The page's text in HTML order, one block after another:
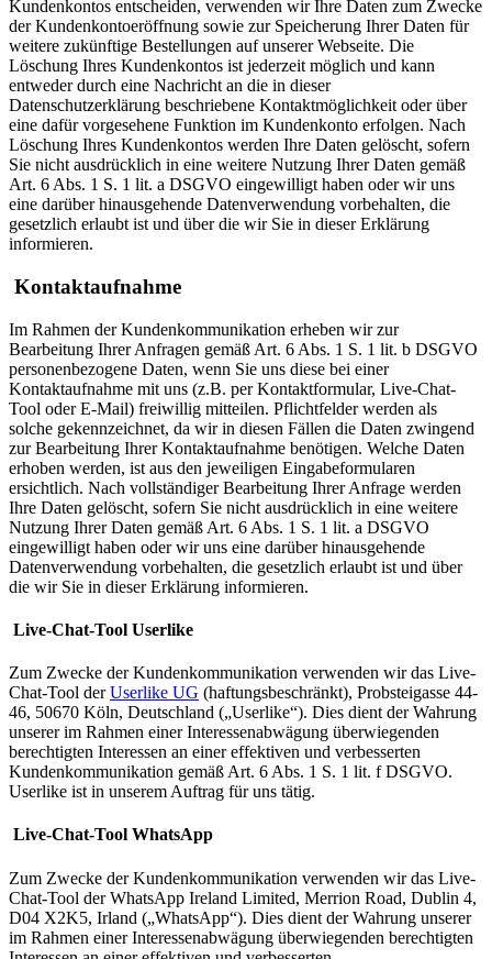
Kundenkontos entscheiden, verwenden wir Ihre Daten zum Zwecke
der Kundenkontoeröffnung sowie zur Speicherung Ihrer Daten für
weitere zukünftige Bestellungen auf unserer Webseite. Die
Löschung Ihres Kundenkontos ist jederzeit möglich und kann
entweder durch eine Nachricht an die in dieser
Datenschutzerklärung beschriebene Kontaktmöglichkeit oder über
eine dafür vorgesehene Funktion im Kundenkonto erfolgen. Nach
Löschung Ihres Kundenkontos werden Ihre Daten gelöscht, sofern
Sie nicht ausdrücklich in eine weitere Nutzung Ihrer Daten gemäß
Art. 6 Abs. 1 S. 1 lit. a DSGVO eingewilligt haben oder wir uns
eine darüber hinausgehende Datenverwendung vorbehalten, die
gesetzlich erlaubt ist und über die wir Sie in dieser Erklärung
informieren.
Kontaktaufnahme
Im Rahmen der Kundenkommunikation erheben wir zur
Bearbeitung Ihrer Anfragen gemäß Art. 6 Abs. 1 S. 1 lit. b DSGVO
personenbezogene Daten, wenn Sie uns diese bei einer
Kontaktaufnahme mit uns (z.B. per Kontaktformular, Live-Chat-
Tool oder E-Mail) freiwillig mitteilen. Pflichtfelder werden als
solche gekennzeichnet, da wir in diesen Fällen die Daten zwingend
zur Bearbeitung Ihrer Kontaktaufnahme benötigen. Welche Daten
erhoben werden, ist aus den jeweiligen Eingabeformularen
ersichtlich. Nach vollständiger Bearbeitung Ihrer Anfrage werden
Ihre Daten gelöscht, sofern Sie nicht ausdrücklich in eine weitere
Nutzung Ihrer Daten gemäß Art. 6 Abs. 1 S. 1 lit. a DSGVO
eingewilligt haben oder wir uns eine darüber hinausgehende
Datenverwendung vorbehalten, die gesetzlich erlaubt ist und über
die wir Sie in dieser Erklärung informieren.
Live-Chat-Tool Userlike
Zum Zwecke der Kundenkommunikation verwenden wir das Live-
Chat-Tool derUserlike UG (haftungsbeschränkt), Probsteigasse 44-
46, 50670 Köln, Deutschland („Userlike“). Dies dient der Wahrung
unserer im Rahmen einer Interessenabwägung überwiegenden
berechtigten Interessen an einer effektiven und verbesserten
Kundenkommunikation gemäß Art. 6 Abs. 1 S. 1 lit. f DSGVO.
Userlike ist in unserem Auftrag für uns tätig.
Live-Chat-Tool WhatsApp
Zum Zwecke der Kundenkommunikation verwenden wir das Live-
Chat-Tool der WhatsApp Ireland Limited, Merrion Road, Dublin 4,
D04 X2K5, Irland („WhatsApp“). Dies dient der Wahrung unserer
im Rahmen einer Interessenabwägung überwiegenden berechtigten